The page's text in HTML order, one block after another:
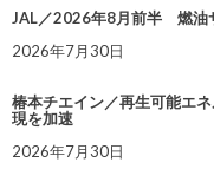
JAL／2026年8月前半 燃油
2026年7月30日
椿本チエイン／再生可能エ
現を加速
2026年7月30日